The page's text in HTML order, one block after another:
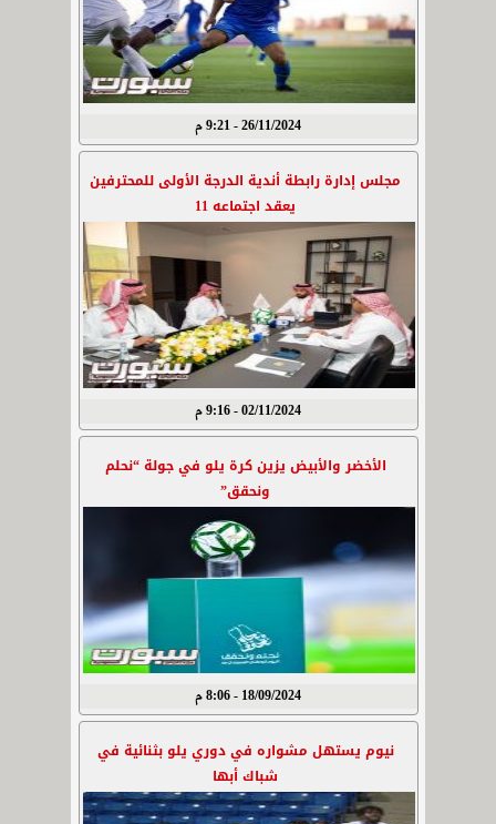
26/11/2024 - 9:21 م
مجلس إدارة رابطة أندية الدرجة الأولى للمحترفين
يعقد اجتماعه 11
02/11/2024 - 9:16 م
الأخضر والأبيض يزين كرة يلو في جولة “نحلم
ونحقق”
18/09/2024 - 8:06 م
نيوم يستهل مشواره في دوري يلو بثنائية في
شباك أبها